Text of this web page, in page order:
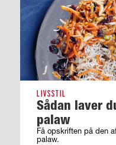
LIVSSTIL
Sådan laver
palaw
Få opskriften på den
palaw.